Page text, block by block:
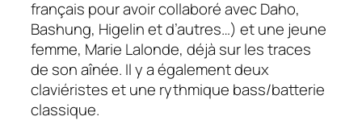
français pour avoir collaboré avec Daho,
Bashung, Higelin et d’autres…) et une jeune
femme, Marie Lalonde, déjà sur les traces
de son aînée. Il y a également deux
claviéristes et une rythmique bass/batterie
classique.